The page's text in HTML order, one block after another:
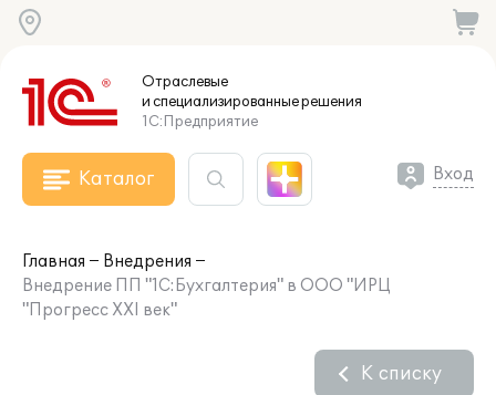
Отраслевые
и специализированныерешения
1С:Предприятие
Каталог Вход
Главная
Внедрения
Внедрение ПП "1С:Бухгалтерия" в ООО "ИРЦ
"Прогресс XXI век"
К списку